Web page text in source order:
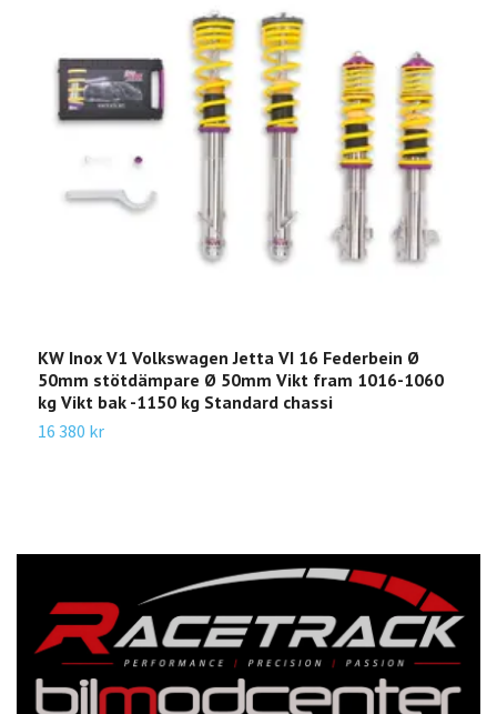
KW Inox V1 Volkswagen Jetta VI 16 Federbein Ø
50mm stötdämpare Ø 50mm Vikt fram 1016-1060
kg Vikt bak -1150 kg Standard chassi
16 380 kr